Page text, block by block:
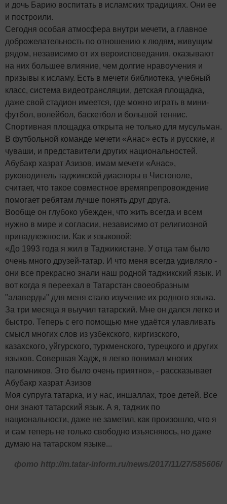
и дочь Барию воспитать в исламских традициях. Они ее
и построили.
Сегодня особая атмосфера внутри мечети, а главное
доброжелательность по отношению к людям, живущим
рядом, независимо от их вероисповедания, оказывают
на них большее влияние, чем долгие нравоучения и
призывы к исламу. Есть в мечети библиотека, учебный
класс, система видеотрансляции, детская площадка,
даже свой стадион имеется, где можно играть в мини-
футбол, волейбол, баскетбол и большой теннис.
Спортивная площадка открыта не только для мусульман.
В футбольной команде мечети «Анас» есть и русские, и
чуваши, и представители других национальностей.
Абубакр хазрат Азизов, имам мечети «Анас»,
руководитель таджикской диаспоры в Чистополе,
считает, что такое совместное времяпрепровождение
помогает ребятам лучше понять друг друга.
Вообще он глубоко убежден, что жить всегда и всем
нужно в мире и согласии, независимо от религиозной
принадлежности. Как и языковой:
«До 1993 года я жил в Таджикистане. У отца там было
очень много друзей-татар. И что меня всегда удивляло -
они все прекрасно знали наш родной таджикский язык. И
вот когда я переехал в Татарстан своеобразным
"алаверды" для меня стало изучение их родного языка.
За три месяца я выучил татарский. Мне он дался легко и
быстро. Теперь с его помощью мне удаётся улавливать
смысл многих слов из узбекского, киргизского,
казахского, уйгурского, туркменского, турецкого и других
языков. Совершая Хадж, я легко понимал многих
паломников. Это было очень приятно», - рассказывает
Абубакр хазрат Азизов
Моя супруга татарка, и у нас, иншаллах, трое детей. Все
они знают татарский язык. А я, таджик по
национальности, даже не заметил, как произошло, что я
и сам теперь не только свободно изъясняюсь, но даже
думаю на татарском языке...
фото http://m.tatar-inform.ru/news/2017/11/27/585606/